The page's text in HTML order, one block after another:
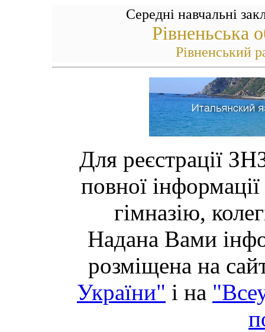
Середні навчальні
Рівненьська
Рівненський
Для реєстрації
повної
гімназію,
Надана Вами
розміщена на
України" і на